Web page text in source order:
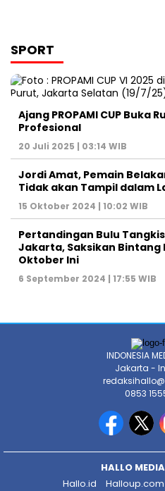
SPORT
Ajang PROPAMI CUP Buka
Profesional
20 Juli 2025 | 03:14 WIB
Jordi Amat, Pemain
Tidak akan Tampil dalam
15 Oktober 2024 | 10:02 WIB
Pertandingan Bulu
Jakarta, Saksikan Bintang
Oktober Ini
6 September 2024 | 17:55 WIB
INDONESIA
Jakarta -
0853
HALLO
Hallo.id
Halloup.com